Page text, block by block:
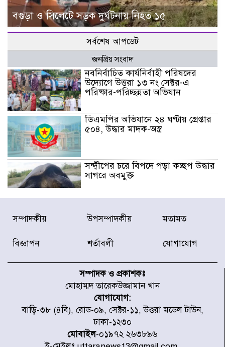
বগুড়া ও সিলেটে সড়ক দুর্ঘটনায় নিহত ১৫
সর্বশেষ আপডেট
জনপ্রিয় সংবাদ
নবনির্বাচিত কার্যনির্বাহী পরিষদের
উদ্যোগে উত্তরা ১৩ নং সেক্টর-এ
পরিষ্কার-পরিচ্ছন্নতা অভিযান
ডিএমপির অভিযানে ২৪ ঘণ্টায় গ্রেপ্তার
৫০৪, উদ্ধার মাদক-অস্ত্র
সন্দ্বীপের চরে বিপদে পড়া কচ্ছপ উদ্ধার
সাগরে অবমুক্ত
মাতারবাড়ী পৌঁছে নির্ধারিত কর্মসূচিতে
যোগ দিয়েছেন প্রধানমন্ত্রী
জেলা কমিটি অনুমোদন
গণঅভ্যুত্থানের তথ্য বিশ্বমিডিয়ায় পৌঁছে
দিতেন আদীব, গুমের চেষ্টা ৩ বার
সম্পাদকীয় উপসম্পাদকীয় মতামত
বিজ্ঞাপন শর্তাবলী যোগাযোগ
সম্পাদক ও প্রকাশকঃ
মোহাম্মদ তারেকউজ্জামান খান
যোগাযোগ:
বাড়ি-৩৮ (৪বি), রোড-০৯, সেক্টর-১১, উত্তরা মডেল টাউন,
ঢাকা-১২৩০
মোবাইল-০১৯৭২ ২৬৩৮৯৬